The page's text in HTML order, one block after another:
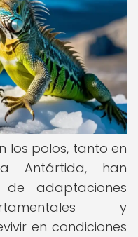
los polos, tanto en
Antártida, han
adaptaciones
y
en condiciones